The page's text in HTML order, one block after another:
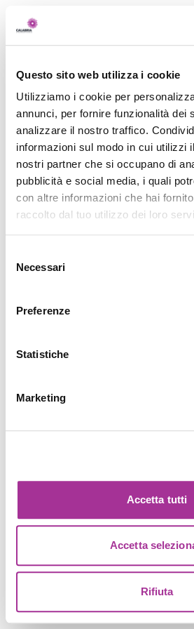
Questo sito web utilizza i cookie
Utilizziamo i cookie per
annunci, per fornire funzionalità dei
analizzare il nostro traffico.
informazioni sul modo in cui utilizzi
nostri partner che si occupano di
pubblicità e social media, i quali
con altre informazioni che hai
raccolto dal tuo utilizzo dei loro
delNecessari
Preferenze
Statistiche
Marketing
Accetta tutti
Accetta
Rifiuta